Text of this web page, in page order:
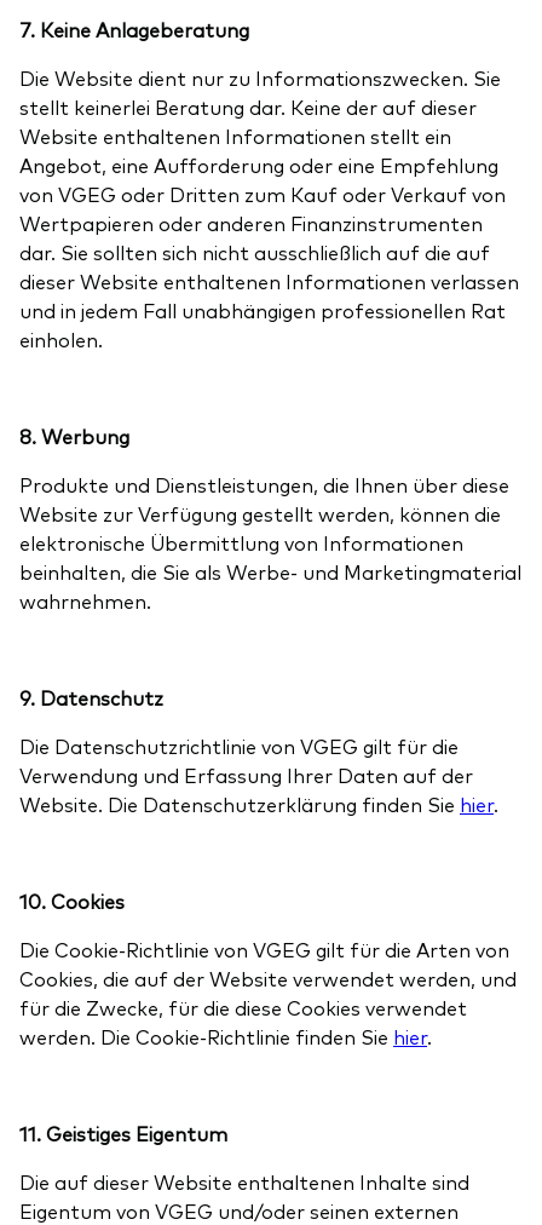
7. Keine Anlageberatung
Die Website dient nur zu Informationszwecken. Sie
stellt keinerlei Beratung dar. Keine der auf dieser
Website enthaltenen Informationen stellt ein
Angebot, eine Aufforderung oder eine Empfehlung
von VGEG oder Dritten zum Kauf oder Verkauf von
Wertpapieren oder anderen Finanzinstrumenten
dar. Sie sollten sich nicht ausschließlich auf die auf
dieser Website enthaltenen Informationen verlassen
und in jedem Fall unabhängigen professionellen Rat
einholen.
8. Werbung
Produkte und Dienstleistungen, die Ihnen über diese
Website zur Verfügung gestellt werden, können die
elektronische Übermittlung von Informationen
beinhalten, die Sie als Werbe- und Marketingmaterial
wahrnehmen.
9. Datenschutz
Die Datenschutzrichtlinie von VGEG gilt für die
Verwendung und Erfassung Ihrer Daten auf der
Website. Die Datenschutzerklärung finden Sie hier.
10. Cookies
Die Cookie-Richtlinie von VGEG gilt für die Arten von
Cookies, die auf der Website verwendet werden, und
für die Zwecke, für die diese Cookies verwendet
werden. Die Cookie-Richtlinie finden Sie hier.
11. Geistiges Eigentum
Die auf dieser Website enthaltenen Inhalte sind
Eigentum von VGEG und/oder seinen externen